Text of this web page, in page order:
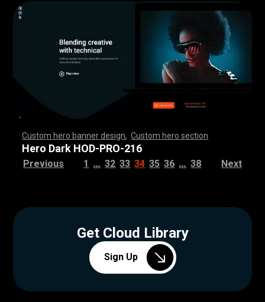
Custom hero banner design ,Custom hero section
,,,,,,,,,,,,,,,,,,,,,,,,,,,,,, ,,,,,,,,,,,,,,,,,,,,,,,
,,,,,,,,,,,,,,,,,,,,,,,,,,,,,, ,,,,,,,,,,,,,,,,,,,,,,,
Hero Dark HOD-PRO-216
Previous 1 … 32 33 34 35 36 … 38 Next
Get Cloud Library
Sign Up